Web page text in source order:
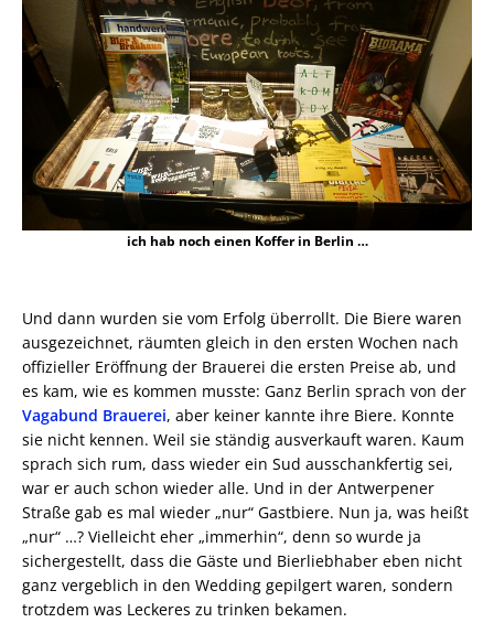
ich hab noch einen Koffer in Berlin …
Und dann wurden sie vom Erfolg überrollt. Die Biere waren
ausgezeichnet, räumten gleich in den ersten Wochen nach
offizieller Eröffnung der Brauerei die ersten Preise ab, und
es kam, wie es kommen musste: Ganz Berlin sprach von der
Vagabund Brauerei, aber keiner kannte ihre Biere. Konnte
sie nicht kennen. Weil sie ständig ausverkauft waren. Kaum
sprach sich rum, dass wieder ein Sud ausschankfertig sei,
war er auch schon wieder alle. Und in der Antwerpener
Straße gab es mal wieder „nur“ Gastbiere. Nun ja, was heißt
„nur“ …? Vielleicht eher „immerhin“, denn so wurde ja
sichergestellt, dass die Gäste und Bierliebhaber eben nicht
ganz vergeblich in den Wedding gepilgert waren, sondern
trotzdem was Leckeres zu trinken bekamen.